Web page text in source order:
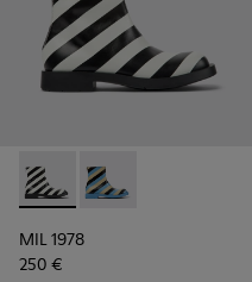
MIL 1978 - K400691-002
MIL 1978 -
MIL 1978
250 €